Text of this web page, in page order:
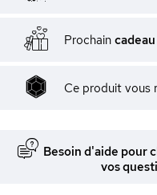
Prochain cadeau
Ce produit vous
Besoin d'aide pour
vos